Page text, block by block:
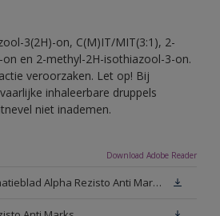
3(2H)-on, C(M)IT/MIT(3:1), 2-
en 2-methyl-2H-isothiazool-3-on.
veroorzaken. Let op! Bij
inhaleerbare druppels
niet inademen.
Download Adobe Reader
Technisch Informatieblad Alpha Rezisto Anti Marks (PDF)